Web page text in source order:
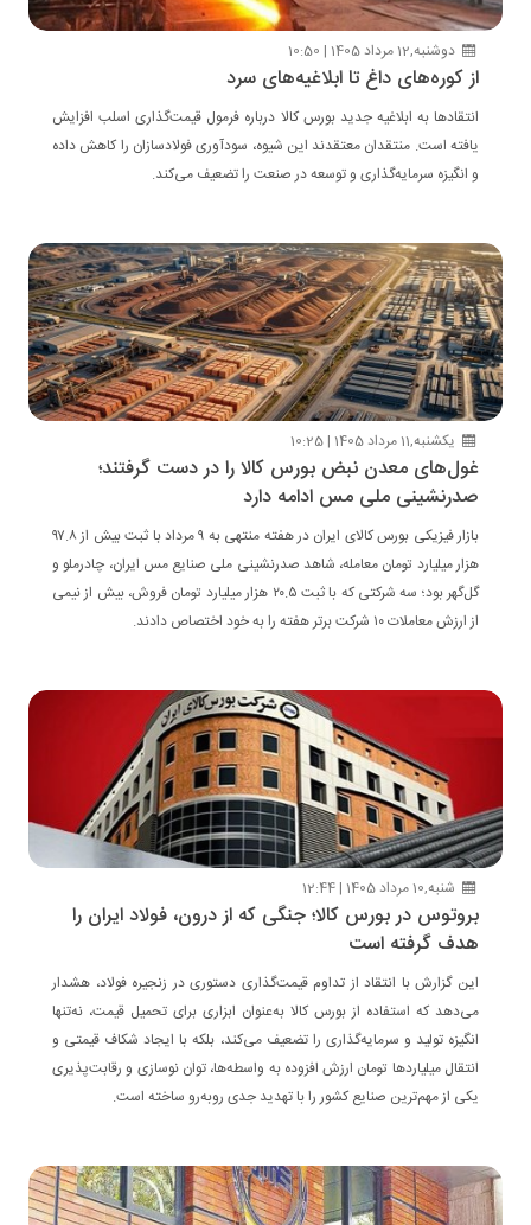
دوشنبه,12 مرداد 1405 | 10:50
از کوره‌های داغ تا ابلاغیه‌های سرد
انتقادها به ابلاغیه جدید بورس کالا درباره فرمول قیمت‌گذاری اسلب افزایش
یافته است. منتقدان معتقدند این شیوه، سودآوری فولادسازان را کاهش داده
و انگیزه سرمایه‌گذاری و توسعه در صنعت را تضعیف می‌کند.
یکشنبه,11 مرداد 1405 | 10:25
غول‌های معدن نبض بورس کالا را در دست گرفتند؛
صدرنشینی ملی مس ادامه دارد
بازار فیزیکی بورس کالای ایران در هفته منتهی به ۹ مرداد با ثبت بیش از ۹۷.۸
هزار میلیارد تومان معامله، شاهد صدرنشینی ملی صنایع مس ایران، چادرملو و
گل‌گهر بود؛ سه شرکتی که با ثبت ۲۰.۵ هزار میلیارد تومان فروش، بیش از نیمی
از ارزش معاملات ۱۰ شرکت برتر هفته را به خود اختصاص دادند.
شنبه,10 مرداد 1405 | 12:44
بروتوس در بورس کالا؛ جنگی که از درون، فولاد ایران را
هدف گرفته است
این گزارش با انتقاد از تداوم قیمت‌گذاری دستوری در زنجیره فولاد، هشدار
می‌دهد که استفاده از بورس کالا به‌عنوان ابزاری برای تحمیل قیمت، نه‌تنها
انگیزه تولید و سرمایه‌گذاری را تضعیف می‌کند، بلکه با ایجاد شکاف قیمتی و
انتقال میلیاردها تومان ارزش افزوده به واسطه‌ها، توان نوسازی و رقابت‌پذیری
یکی از مهم‌ترین صنایع کشور را با تهدید جدی روبه‌رو ساخته است.